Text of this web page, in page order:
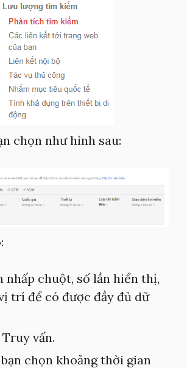
chọn như hình sau:
nhấp chuột, số lần hiển thị,
trí để có được đầy đủ dữ
vấn.
chọn khoảng thời gian